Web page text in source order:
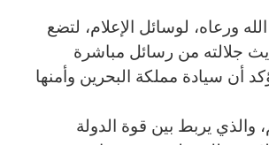
ورعاه، لوسائل الإعلام، لتضع
جلالته من رسائل مباشرة
أن سيادة مملكة البحرين وأمنها
يربط بين قوة الدولة